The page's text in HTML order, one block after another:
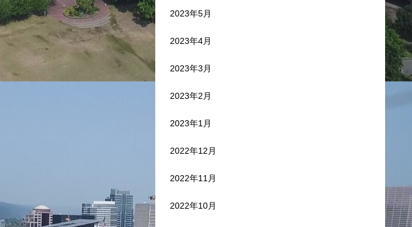
2023年5月
2023年4月
2023年3月
2023年2月
2023年1月
2022年12月
2022年11月
2022年10月